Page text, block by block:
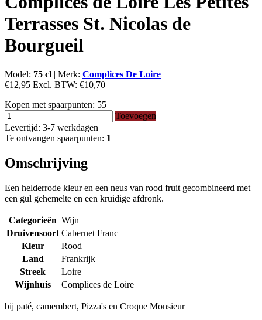
Terrasses St. Nicolas de
Bourgueil
Model: 75 cl | Merk: Complices De Loire
€12,95 Excl. BTW: €10,70
Kopen met spaarpunten: 55
Toevoegen
Levertijd: 3-7 werkdagen
Te ontvangen spaarpunten: 1
Omschrijving
Een helderrode kleur en een neus van rood fruit gecombineerd met
een gul gehemelte en een kruidige afdronk.
Categorieën Wijn
Druivensoort Cabernet Franc
Kleur
Rood
Land
Frankrijk
Streek
Loire
Wijnhuis
Complices de Loire
bij paté, camembert, Pizza's en Croque Monsieur